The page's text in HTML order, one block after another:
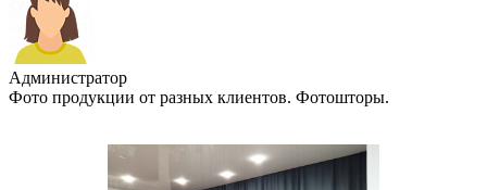
Администратор
Фото продукции от разных клиентов. Фотошторы.